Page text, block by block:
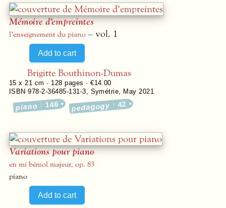
Mémoire d’empreintes
l’enseignement du piano – vol. 1
Brigitte Bouthinon-Dumas
15 x 21 cm · 128 pages ·€14.00
ISBN 978-2-36485-131-3
Symétrie May 2021
piano 146 pedagogy 42
Variations pour piano
en mi bémol majeur, op. 83
piano